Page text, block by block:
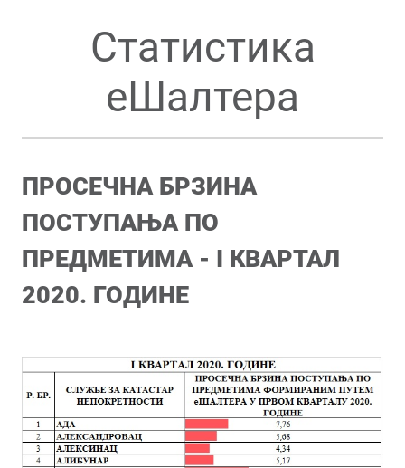
Статистика
еШалтера
ПРОСЕЧНА БРЗИНА
ПОСТУПАЊА ПО
ПРЕДМЕТИМА - I КВАРТАЛ
2020. ГОДИНЕ